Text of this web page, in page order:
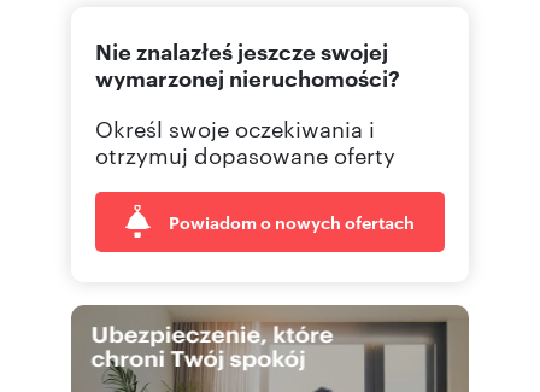
Nie znalazłeś jeszcze swojej
wymarzonej nieruchomości?
Określ swoje oczekiwania i
otrzymuj dopasowane oferty
Powiadom o nowych ofertach